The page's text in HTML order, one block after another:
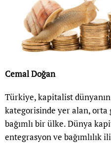
Cemal Doğan
Türkiye, kapitalist
kategorisinde yer alan,
bağımlı bir ülke. Dünya
entegrasyon ve bağımlılık